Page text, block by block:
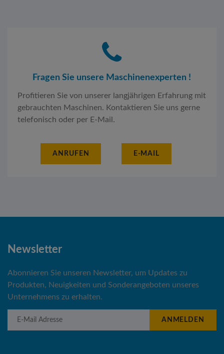
Fragen Sie unsere Maschinenexperten !
Profitieren Sie von unserer langjährigen Erfahrung mit
gebrauchten Maschinen. Kontaktieren Sie uns gerne
telefonisch oder per E-Mail.
ANRUFEN E-MAIL
Newsletter
Abonnieren Sie unseren Newsletter, um Updates zu
Produkten, Neuigkeiten und Sonderangeboten unseres
Unternehmens zu erhalten.
E-Mail Adresse ANMELDEN